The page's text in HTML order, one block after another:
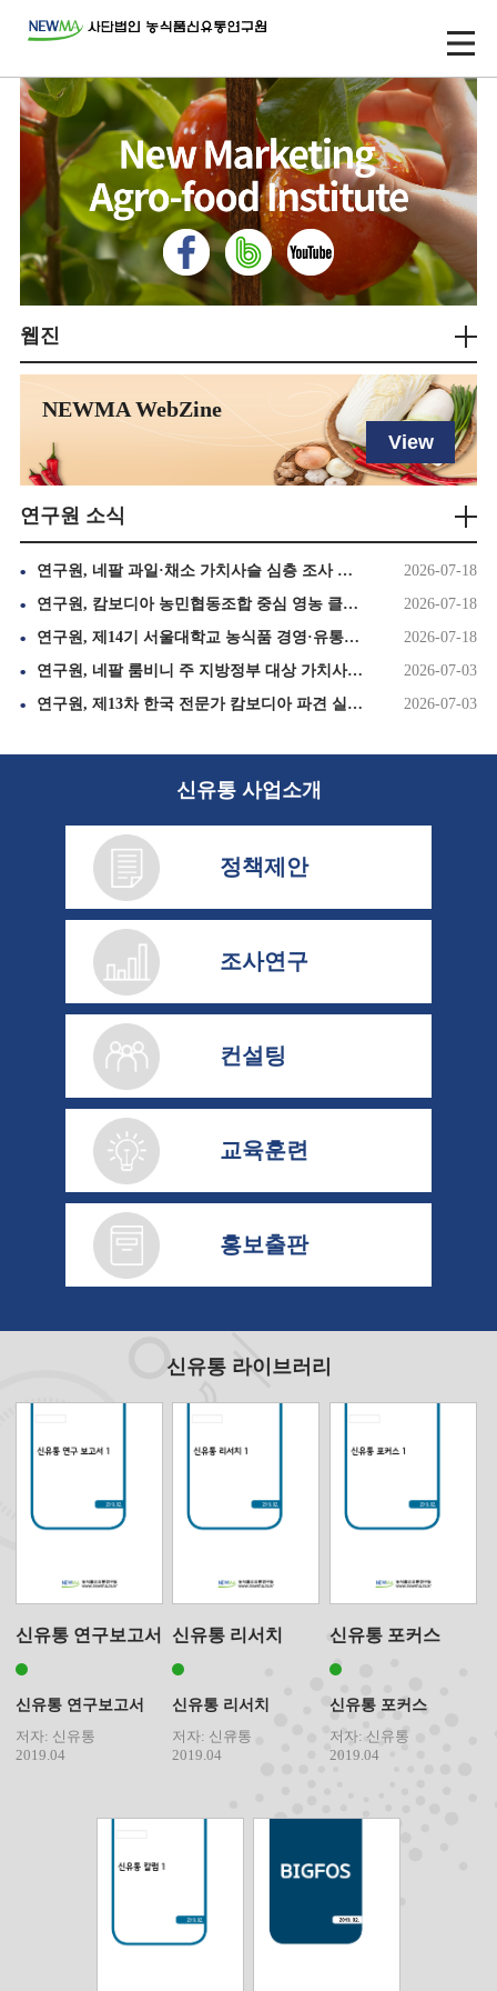
웹진
NEWMA WebZine
View
연구원 소식
연구원, 네팔 과일·채소 가치사슬 심층 조사 순항 속 핵심 농업지 '카필바스투' 설문 완료(1095호)
2026-07-18
연구원, 캄보디아 농민협동조합 중심 영농 클러스터 조성 위해 넷하우스 신규 시공 추진(1095호)
2026-07-18
연구원, 제14기 서울대학교 농식품 경영·유통 최고위과정 8, 9회차 교육 실시(1095호)
2026-07-18
연구원, 네팔 룸비니 주 지방정부 대상 가치사슬 심층 조사 본격 착수(1093호)
2026-07-03
연구원, 제13차 한국 전문가 캄보디아 파견 실시(1093호)
2026-07-03
신유통 사업소개
정책제안
조사연구
컨설팅
교육훈련
홍보출판
신유통 라이브러리
신유통 연구보고서
신유통 연구보고서
저자: 신유통
2019.04
신유통 리서치
신유통 리서치
저자: 신유통
2019.04
신유통 포커스
신유통 포커스
저자: 신유통
2019.04